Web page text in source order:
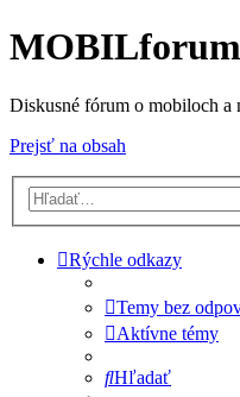
Diskusné fórum o mobiloch
Prejsť na obsah
Rýchle odkazy
Temy bez
Aktívne témy
Hľadať